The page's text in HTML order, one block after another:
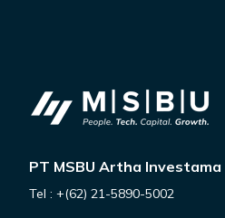
PT MSBU Artha Investama
Tel : +(62) 21-5890-5002